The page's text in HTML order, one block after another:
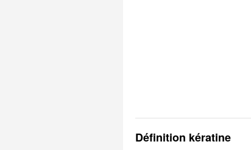
Définition kératine